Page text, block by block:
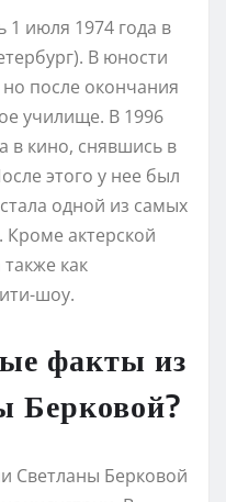
1 июля 1974 года в
В юности
после окончания
училище. В 1996
в кино, снявшись в
этого у нее был
одной из самых
Кроме актерской
как
шоу.
факты из
Берковой?
Светланы Берковой